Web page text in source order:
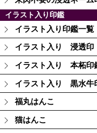
イラスト入り印鑑
イラスト入り印鑑一覧
イラスト入り 浸透印
イラスト入り 本柘印
イラスト入り 黒水牛
福丸はんこ
猫はんこ